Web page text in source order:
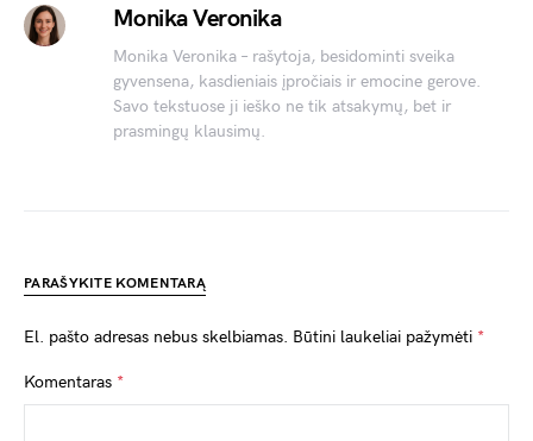
Monika Veronika
Monika Veronika – rašytoja, besidominti sveika
gyvensena, kasdieniais įpročiais ir emocine gerove.
Savo tekstuose ji ieško ne tik atsakymų, bet ir
prasmingų klausimų.
PARAŠYKITE KOMENTARĄ
El. pašto adresas nebus skelbiamas. Būtini laukeliai pažymėti *
Komentaras *